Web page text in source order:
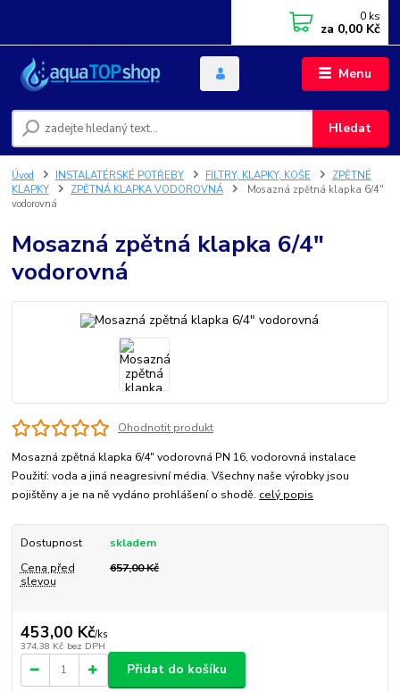
Menu
Hledat
0 ks
za 0,00 Kč
Úvod INSTALATÉRSKÉ POTŘEBY FILTRY, KLAPKY, KOŠE
ZPĚTNÉ
KLAPKY
ZPĚTNÁ KLAPKA VODOROVNÁ
Mosazná zpětná klapka 6/4"
vodorovná
Mosazná zpětná klapka 6/4"
vodorovná
Ohodnotit produkt
Mosazná zpětná klapka 6/4" vodorovná PN 16, vodorovná instalace
Použití: voda a jiná neagresivní média. Všechny naše výrobky jsou
pojištěny a je na ně vydáno prohlášení o shodě. celý popis
Dostupnost
skladem
Cena před
slevou
657,00 Kč
453,00 Kč/ks
374,38 Kč bez DPH
Přidat do košíku